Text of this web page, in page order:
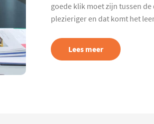
goede klik moet zijn tussen
plezieriger en dat komt het
Lees meer